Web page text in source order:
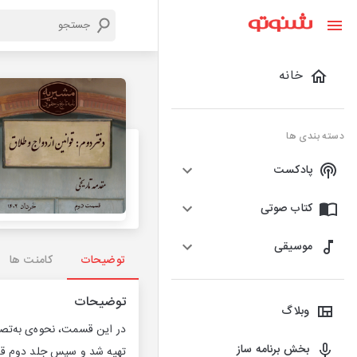
خانه
دسته بندی ها
پادکست
کتاب صوتی
موسیقی
وبلاگ
بخش برنامه ساز
توضیحات کامنت ها
توضیحات